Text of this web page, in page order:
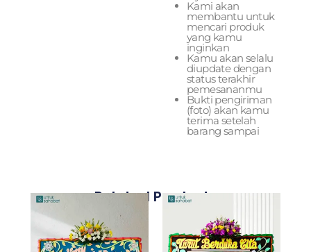
Kami akan
membantu untuk
mencari produk
yang kamu
inginkan
Kamu akan selalu
diupdate dengan
status terakhir
pemesananmu
Bukti pengiriman
(foto) akan kamu
terima setelah
barang sampai
Related Products